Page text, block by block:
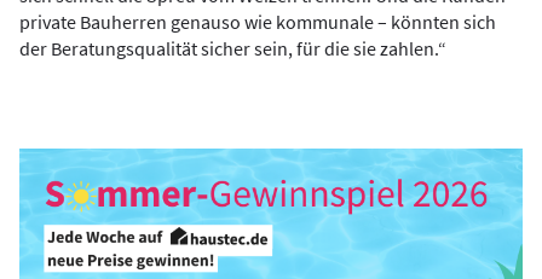
private Bauherren genauso wie kommunale – könnten sich
der Beratungsqualität sicher sein, für die sie zahlen.“